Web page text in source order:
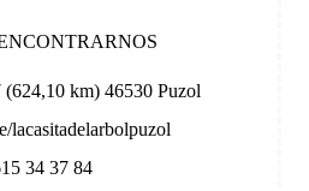
(624,10 km) 46530 Puzol
lacasitadelarbolpuzol
34 37 84